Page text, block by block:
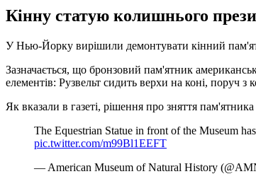
Кінну статую колишнього
У Нью-Йорку вирішили демонтувати кінний
Зазначається, що бронзовий пам'ятник
елементів: Рузвельт сидить верхи на коні, поруч
Як вказали в газеті, рішення про зняття
The Equestrian Statue in front of the Museum
pic.twitter.com/m99Bl1EEFT
— American Museum of Natural History